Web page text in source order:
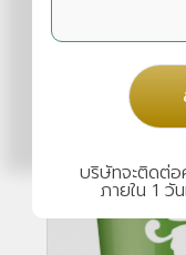
บริษัทจะติดต่อ
ภายใน 1 วั